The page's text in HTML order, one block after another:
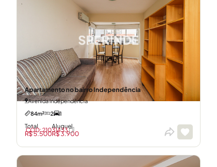
Apartamento no bairro Independência
Avenida Independência
84m²
2 1
Total
R$ 5.500
Aluguel
R$ 3.900
CÓD: 21031433